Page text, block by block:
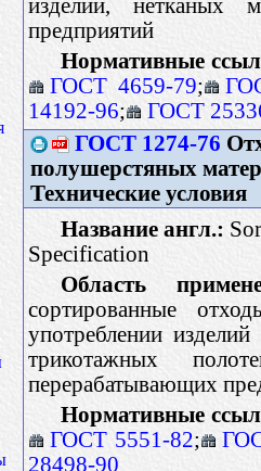
изделий, нетканых
предприятий
Нормативные
ГОСТ 4659-79;
14192-96;
ГОСТ
ГОСТ 1274-76
полушерстяных
Технические условия
Название англ.:
Specification
Область
сортированные
употреблении
трикотажных
перерабатывающих
Нормативные
ГОСТ 5551-82;
28498-90